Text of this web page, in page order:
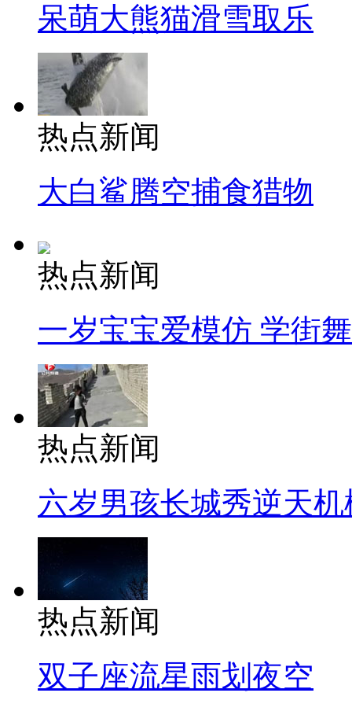
呆萌大熊猫滑雪取乐
热点新闻
大白鲨腾空捕食猎物
热点新闻
一岁宝宝爱模仿 学街
热点新闻
六岁男孩长城秀逆天机
热点新闻
双子座流星雨划夜空